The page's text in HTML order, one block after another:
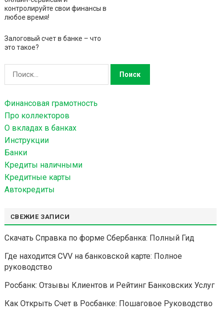
контролируйте свои финансы в
любое время!
Залоговый счет в банке – что
это такое?
а
т
и
:
Финансовая грамотность
Про коллекторов
О вкладах в банках
Инструкции
Банки
Кредиты наличными
Кредитные карты
Автокредиты
СВЕЖИЕ ЗАПИСИ
Скачать Справка по форме Сбербанка: Полный Гид
Где находится CVV на банковской карте: Полное
руководство
Росбанк: Отзывы Клиентов и Рейтинг Банковских Услуг
Как Открыть Счет в Росбанке: Пошаговое Руководство